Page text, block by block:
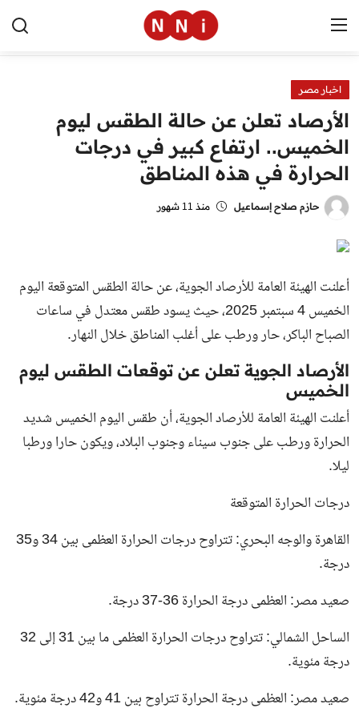
الرئيسية
اخبار مصر
العالم
الرياضة
مال وأعمال
تقنية
التعليم
منوعات
اخبار مصر
الأرصاد تعلن عن حالة الطقس ليوم
الخميس.. ارتفاع كبير في درجات
الحرارة في هذه المناطق
حازم صلاح إسماعيل منذ 11 شهور
أعلنت الهيئة العامة للأرصاد الجوية، عن حالة الطقس المتوقعة اليوم
الخميس 4 سبتمبر 2025، حيث يسود طقس معتدل في ساعات
الصباح الباكر، حار ورطب على أغلب المناطق خلال النهار.
الأرصاد الجوية تعلن عن توقعات الطقس ليوم
الخميس
أعلنت الهيئة العامة للأرصاد الجوية، أن طقس اليوم الخميس شديد
الحرارة ورطب على جنوب سيناء وجنوب البلاد، ويكون حارا ورطبا
ليلا.
درجات الحرارة المتوقعة
القاهرة والوجه البحري: تتراوح درجات الحرارة العظمى بين 34 و35
درجة.
صعيد مصر: العظمى درجة الحرارة 36-37 درجة.
الساحل الشمالي: تتراوح درجات الحرارة العظمى ما بين 31 إلى 32
درجة مئوية.
صعيد مصر: العظمى درجة الحرارة تتراوح بين 41 و42 درجة مئوية.